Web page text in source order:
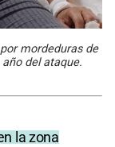
mordeduras de
del ataque.
la zona